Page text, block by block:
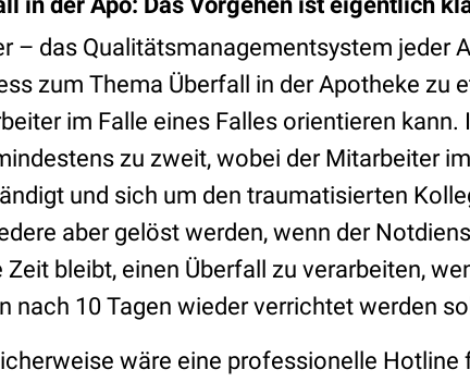
– das Qualitätsmanagementsystem jeder
zum Thema Überfall in der Apotheke zu
im Falle eines Falles orientieren
zu zweit, wobei der Mitarbeiter
und sich um den traumatisierten
aber gelöst werden, wenn der
Zeit bleibt, einen Überfall zu verarbeiten,
nach 10 Tagen wieder verrichtet werden
wäre eine professionelle